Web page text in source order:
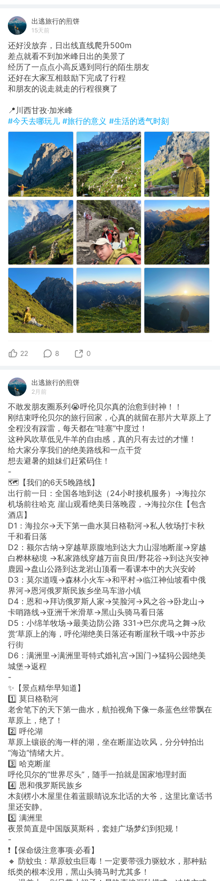
出逃旅行的煎饼
15天前
还好没放弃，日出线直线爬升500m
​差点就看不到加米峰日出的美景了
经历了一点点小高反遇到同行的陌生朋友
还好在大家互相鼓励下完成了行程
和朋友的说走就走的行程很爽了
​📍川西甘孜·加米峰
#今天去哪玩儿 #旅行的意义 #生活的透气时刻
22 8 0
出逃旅行的煎饼
2月前
不敢发朋友圈系列😭呼伦贝尔真的治愈到封神！！
刚结束呼伦贝尔的旅行回家，心真的就留在那片大草原上了
全程没有踩雷，每天都在“哇塞”中度过！
这种风吹草低见牛羊的自由感，真的只有去过的才懂！
给大家分享我们的绝美路线和一点干货
想去避暑的姐妹们赶紧码住！
-
🗺️【我们的6天5晚路线】
出行前一日：全国各地到达（24小时接机服务）→海拉尔
机场前往哈克 崖山观看绝美日落晚霞，→海拉尔住【包含
酒店】
D1：海拉尔→天下第一曲水莫日格勒河→私人牧场打卡秋
千和看日落
D2：额尔古纳→穿越草原腹地到达大力山湿地断崖→穿越
白桦林秘境 →私家路线穿越万亩良田/野花谷→到达兴安神
鹿园→盘山公路到达龙岩山顶看一看课本中的大兴安岭
D3：莫尔道嘎→森林小火车→和平村→临江神仙坡看中俄
界河→恩河俄罗斯民族乡坐马车游小镇
D4：恩和→拜访俄罗斯人家→笑脸河→风之谷→卧龙山→
卡哨路线→亚洲千米滑草→黑山头骑马看日落
D5：小绵羊牧场→最美边防公路 331→巴尔虎马之舞→欣
赏‘草原上的海，呼伦湖绝美日落还有断崖秋千哦→中苏步
行街
D6：满洲里→满洲里哥特式婚礼宫→国门→猛犸公园绝美
城堡→返程
-
✨【景点精华早知道】
1️⃣ 莫日格勒河
老舍笔下的天下第一曲水，航拍视角下像一条蓝色丝带飘在
草原上，绝了！
2️⃣ 呼伦湖
草原上镶嵌的海一样的湖，坐在断崖边吹风，分分钟拍出
“海边”情绪大片。
3️⃣ 哈克断崖
呼伦贝尔的“世界尽头”，随手一拍就是国家地理封面
4️⃣ 恩和俄罗斯民族乡
木刻楞小木屋里住着蓝眼睛说东北话的大爷，这里比童话书
里还安静。
5️⃣ 满洲里
夜景简直是中国版莫斯科，套娃广场梦幻到犯规！
-
❗️【保命级注意事项·必看】
🔸 防蚊虫：草原蚊虫巨毒！一定要带强力驱蚊水，那种贴
纸类的根本没用，黑山头骑马时尤其多！